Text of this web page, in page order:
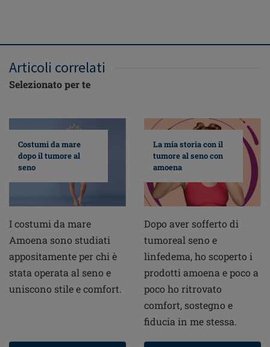
Articoli correlati
Selezionato per te
Costumi da mare
dopo il tumore al
seno
I costumi da mare
Amoena sono studiati
appositamente per chi è
stata operata al seno e
uniscono stile e comfort.
La mia storia con il
tumore al seno con
amoena
Dopo aver sofferto di
tumoreal seno e
linfedema, ho scoperto i
prodotti amoena e poco a
poco ho ritrovato
comfort, sostegno e
fiducia in me stessa.